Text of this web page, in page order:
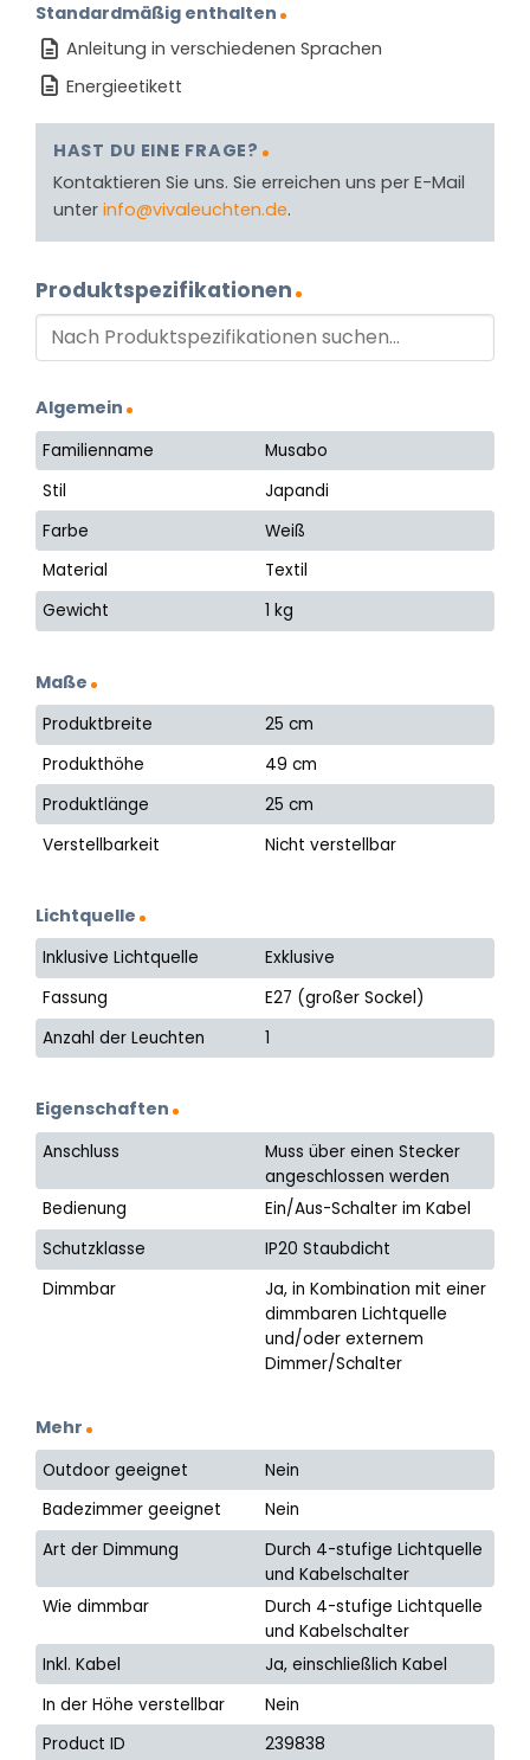
Standardmäßig enthalten
Anleitung in verschiedenen Sprachen
Energieetikett
HAST DU EINE FRAGE?
Kontaktieren Sie uns. Sie erreichen uns per E-Mail
unter info@vivaleuchten.de.
Produktspezifikationen
Algemein
Familienname
Musabo
Stil
Japandi
Farbe
Weiß
Material
Textil
Gewicht
1 kg
Maße
Produktbreite
25 cm
Produkthöhe
49 cm
Produktlänge
25 cm
Verstellbarkeit
Nicht verstellbar
Lichtquelle
Inklusive Lichtquelle
Exklusive
Fassung
E27 (großer Sockel)
Anzahl der Leuchten
1
Eigenschaften
Anschluss
Muss über einen Stecker
angeschlossen werden
Bedienung
Ein/Aus-Schalter im Kabel
Schutzklasse
IP20 Staubdicht
Dimmbar
Ja, in Kombination mit einer
dimmbaren Lichtquelle
und/oder externem
Dimmer/Schalter
Mehr
Outdoor geeignet
Nein
Badezimmer geeignet
Nein
Art der Dimmung
Durch 4-stufige Lichtquelle
und Kabelschalter
Wie dimmbar
Durch 4-stufige Lichtquelle
und Kabelschalter
Inkl. Kabel
Ja, einschließlich Kabel
In der Höhe verstellbar
Nein
Product ID
239838